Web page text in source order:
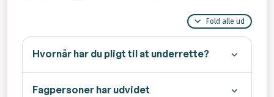
Fold alle ud
Hvornår har du pligt til at underrette?
Fagpersoner har udvidet